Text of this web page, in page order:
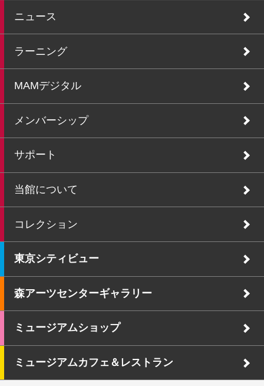
ニュース
ラーニング
MAMデジタル
メンバーシップ
サポート
当館について
コレクション
東京シティビュー
森アーツセンターギャラリー
ミュージアムショップ
ミュージアムカフェ＆レストラン